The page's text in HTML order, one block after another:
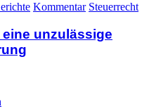
Kommentar Steuerrecht
unzulässige